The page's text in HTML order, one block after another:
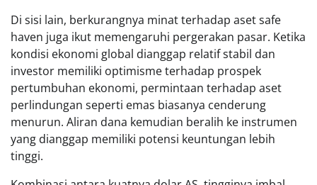
Di sisi lain, berkurangnya minat terhadap aset safe
haven juga ikut memengaruhi pergerakan pasar. Ketika
kondisi ekonomi global dianggap relatif stabil dan
investor memiliki optimisme terhadap prospek
pertumbuhan ekonomi, permintaan terhadap aset
perlindungan seperti emas biasanya cenderung
menurun. Aliran dana kemudian beralih ke instrumen
yang dianggap memiliki potensi keuntungan lebih
tinggi.